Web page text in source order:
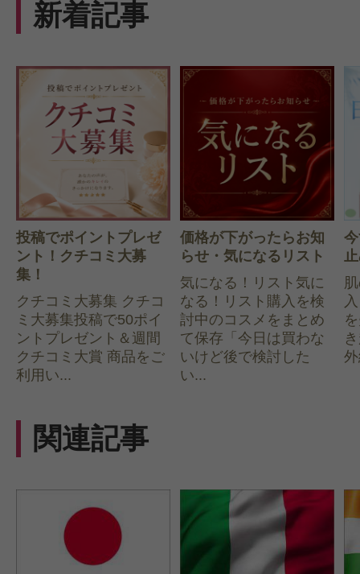
新着記事
投稿でポイントプレゼ
ント！クチコミ大募
集！
クチコミ大募集 クチコ
ミ大募集投稿で50ポイ
ントプレゼント＆週間
クチコミ大賞 商品をご
利用い...
価格が下がったらお知
らせ・気になるリスト
気になる！リスト気に
なる！リスト購入を検
討中のコスメをまとめ
て保存「今日は買わな
いけど後で検討した
い...
関連記事